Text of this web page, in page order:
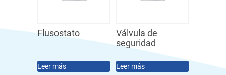
Flusostato
Leer más
Válvula de
seguridad
Leer más